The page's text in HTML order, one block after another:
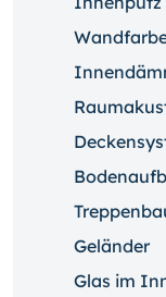
Geländer
Glas im